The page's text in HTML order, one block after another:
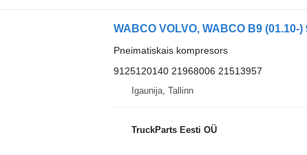
Pneimatiskais kompresors
9125120140 21968006 21513957
Igaunija, Tallinn
TruckParts Eesti OÜ